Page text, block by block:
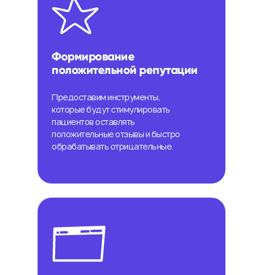
Предоставим инструменты,
которые будут стимулировать
пациентов оставлять
положительные отзывы и быстро
обрабатывать отрицательные.
Формирование
положительной репутации